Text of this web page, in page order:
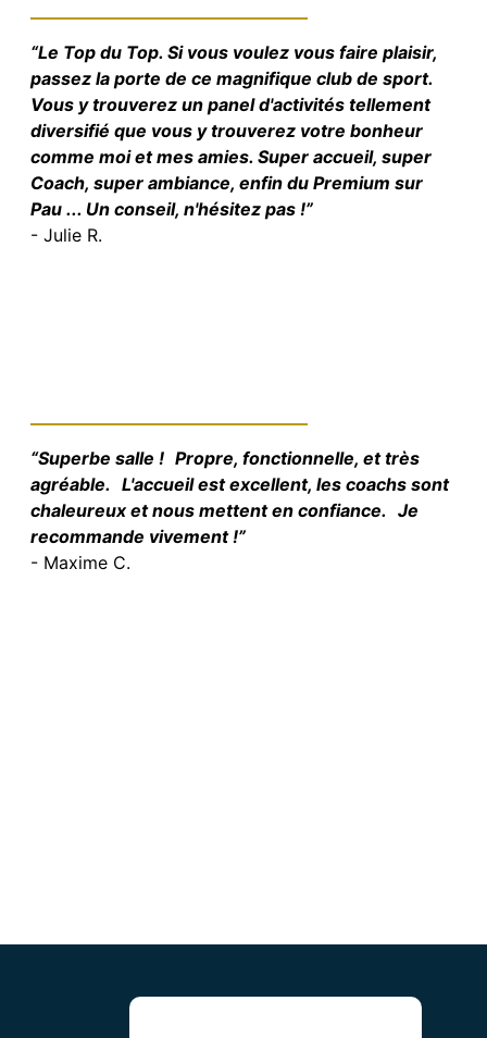
“Le Top du Top. Si vous voulez vous faire plaisir,
passez la porte de ce magnifique club de sport.
Vous y trouverez un panel d'activités tellement
diversifié que vous y trouverez votre bonheur
comme moi et mes amies. Super accueil, super
Coach, super ambiance, enfin du Premium sur
Pau ... Un conseil, n'hésitez pas !”
- Julie R.
“Superbe salle ! Propre, fonctionnelle, et très
agréable. L'accueil est excellent, les coachs sont
chaleureux et nous mettent en confiance. Je
recommande vivement !”
- Maxime C.